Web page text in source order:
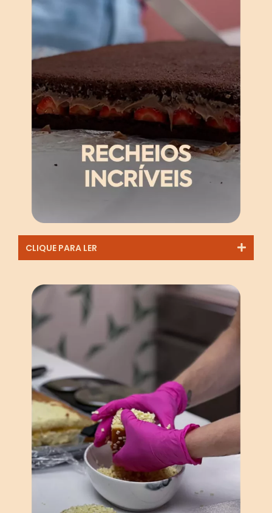
CLIQUE PARA LER